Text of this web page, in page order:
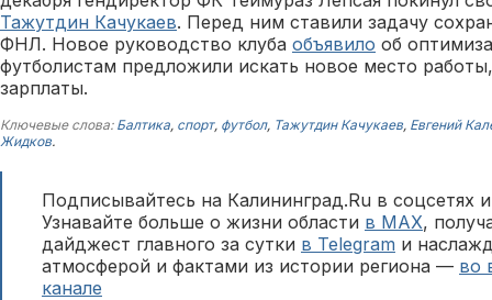
Тажутдин Качукаев. Перед ним ставили задачу
ФНЛ. Новое руководство клуба объявило об
футболистам предложили искать новое место
зарплаты.
Ключевые слова: Балтика, спорт, футбол, Тажутдин Качукаев, Евгений
Жидков.
Подписывайтесь на Калининград.Ru в соцсетях
Узнавайте больше о жизни области в MAX,
дайджест главного за сутки в Telegram и
атмосферой и фактами из истории региона — во
канале